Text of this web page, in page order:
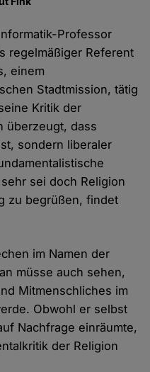
Professor
regelmäßiger Referent
einem
Stadtmission, tätig
Kritik der
überzeugt, dass
sondern liberaler
sei doch Religion
zu begrüßen, findet
im Namen der
müsse auch sehen,
Mitmenschliches im
Obwohl er selbst
Nachfrage einräumte,
der Religion